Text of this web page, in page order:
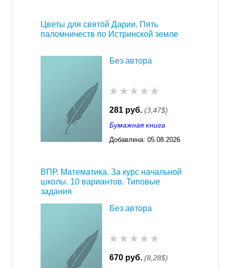
Цветы для святой Дарии. Пять
паломничеств по Истринской земле
Без автора
281 руб. (3,47$)
Бумажная книга
Добавлена: 05.08.2026
ВПР. Математика. За курс начальной
школы. 10 вариантов. Типовые
задания
Без автора
670 руб. (8,28$)